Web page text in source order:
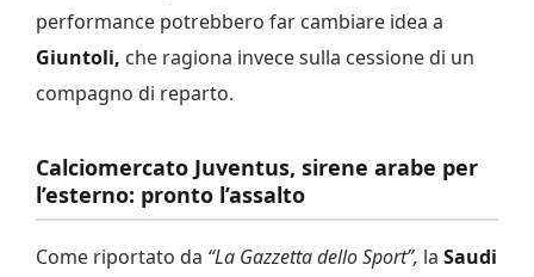
performance potrebbero far cambiare idea a
Giuntoli, che ragiona invece sulla cessione di un
compagno di reparto.
Calciomercato Juventus, sirene arabe per
l’esterno: pronto l’assalto
Come riportato da “La Gazzetta dello Sport”, la Saudi